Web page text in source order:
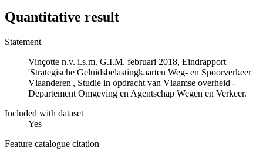
Quantitative result
Statement
Vinçotte n.v. i.s.m. G.I.M. februari 2018, Eindrapport
'Strategische Geluidsbelastingkaarten Weg- en Spoorverkeer
Vlaanderen', Studie in opdracht van Vlaamse overheid -
Departement Omgeving en Agentschap Wegen en Verkeer.
Included with dataset
Yes
Feature catalogue citation